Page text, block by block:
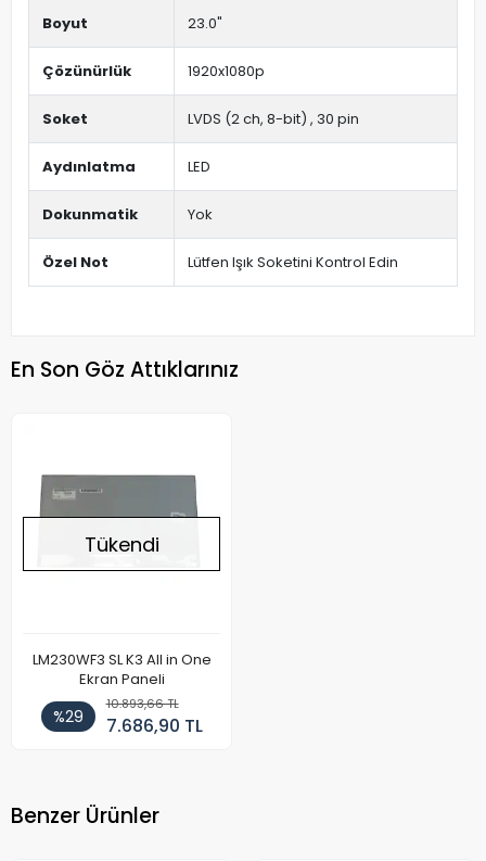
Boyut 23.0"
Çözünürlük 1920x1080p
Soket LVDS (2 ch, 8-bit) , 30 pin
Aydınlatma LED
Dokunmatik Yok
Özel Not Lütfen Işık Soketini Kontrol Edin
En Son Göz Attıklarınız
Tükendi
LM230WF3 SL K3 All in One
Ekran Paneli
%29
10.893,66 TL
7.686,90 TL
Benzer Ürünler